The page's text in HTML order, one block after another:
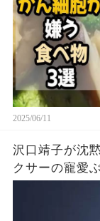
2025/06/11
沢口靖子が沈
クサーの寵愛